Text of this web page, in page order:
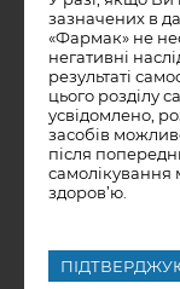
“моржування”
вважалися
багато випадків
тому числі, від
В ентузіастів
лікування дітей,
всебічного
хвороб) воно не
захворюваннях,
температурою
Мабуть, організм
крижану воду.
навпаки,
зазначених в
«Фармак» не
негативні
результаті
цього розділу
усвідомлено,
засобів
після
здоров’ю.